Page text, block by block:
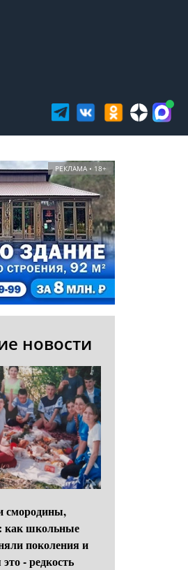
РЕКЛАМА • 18+
новости
смородины,
как школьные
поколения и
- редкость